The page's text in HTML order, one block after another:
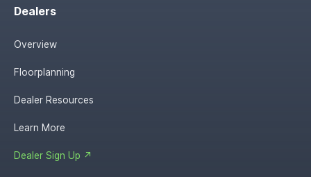
Dealers
Overview
Floorplanning
Dealer Resources
Learn More
Dealer Sign Up ↗